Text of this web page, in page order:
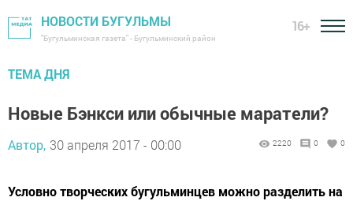
НОВОСТИ БУГУЛЬМЫ
"Бугульминская газета" - Бугульминский район
16+
ТЕМА ДНЯ
Новые Бэнкси или обычные маратели?
Автор, 30 апреля 2017 - 00:00 2220 0 0
Условно творческих бугульминцев можно разделить на